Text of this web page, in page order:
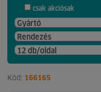
csak akciósak
Kód: 166165